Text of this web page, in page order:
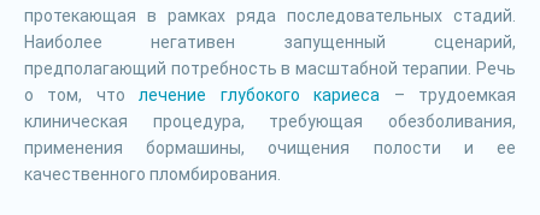
протекающая в рамках ряда последовательных стадий.
Наиболее негативен запущенный сценарий,
предполагающий потребность в масштабной терапии. Речь
о том, чтолечение глубокого кариеса – трудоемкая
клиническая процедура, требующая обезболивания,
применения бормашины, очищения полости и ее
качественного пломбирования.